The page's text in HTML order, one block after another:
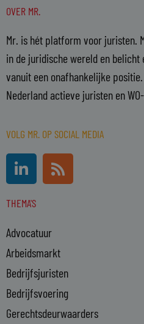
OVER MR.
Mr. is hét platform voor juristen.
in de juridische wereld en
vanuit een onafhankelijke
Nederland actieve juristen en
VOLG MR. OP SOCIAL MEDIA
L
i
n
k
d
i
n
-
i
n
R
s
s
THEMA'S
Advocatuur
Arbeidsmarkt
Bedrijfsjuristen
Bedrijfsvoering
Gerechtsdeurwaarders